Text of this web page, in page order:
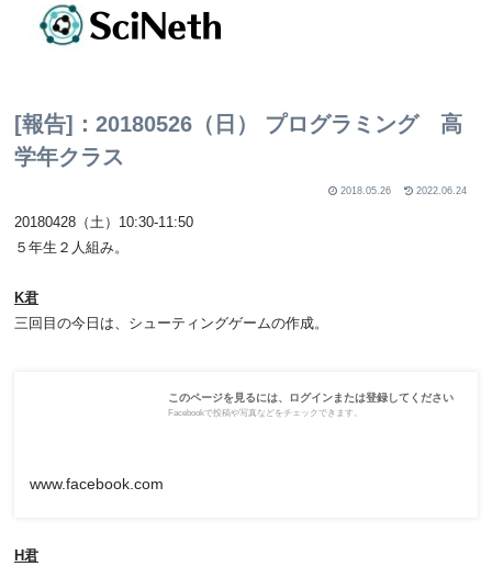
[報告]：20180526（日） プログラミング 高
学年クラス
2018.05.26 2022.06.24
20180428（土）10:30-11:50
５年生２人組み。
K君
三回目の今日は、シューティングゲームの作成。
このページを見るには、ログインまたは登録してください
Facebookで投稿や写真などをチェックできます。
www.facebook.com
H君